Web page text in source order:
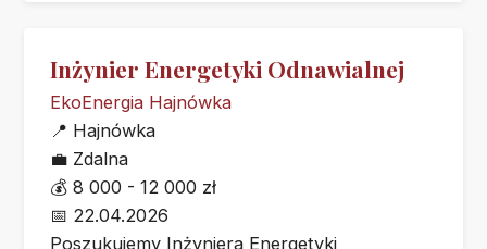
Inżynier Energetyki Odnawialnej
EkoEnergia Hajnówka
📍 Hajnówka
💼 Zdalna
💰 8 000 - 12 000 zł
📅 22.04.2026
Poszukujemy Inżyniera Energetyki